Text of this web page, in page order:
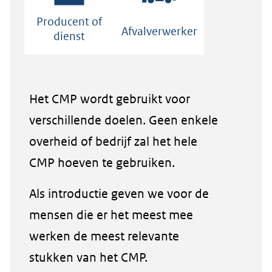
Producent of
dienst
Afvalverwerker
Het CMP wordt gebruikt voor
verschillende doelen. Geen enkele
overheid of bedrijf zal het hele
CMP hoeven te gebruiken.
Als introductie geven we voor de
mensen die er het meest mee
werken de meest relevante
stukken van het CMP.